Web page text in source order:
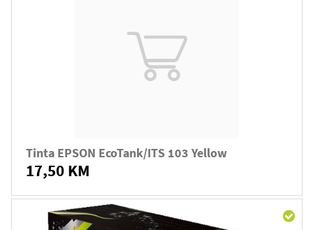
Tinta EPSON EcoTank/ITS 103 Yellow
17,50 KM